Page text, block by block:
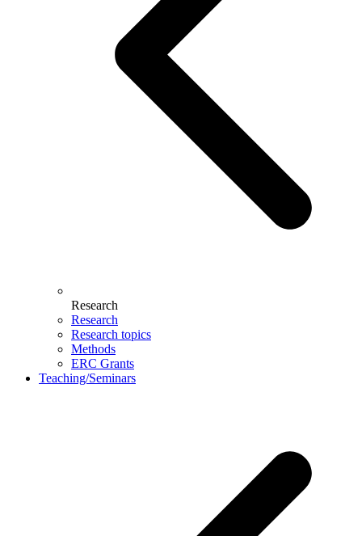
Research
Research
Research topics
Methods
ERC Grants
Teaching/Seminars